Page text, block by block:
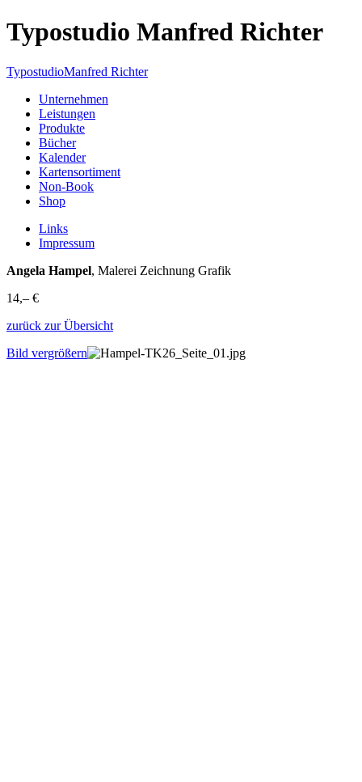
Typostudio Manfred Richter
TypostudioManfred Richter
Unternehmen
Leistungen
Produkte
Bücher
Kalender
Kartensortiment
Non-Book
Shop
Links
Impressum
Angela Hampel, Malerei Zeichnung Grafik
14,– €
zurück zur Übersicht
Bild vergrößern